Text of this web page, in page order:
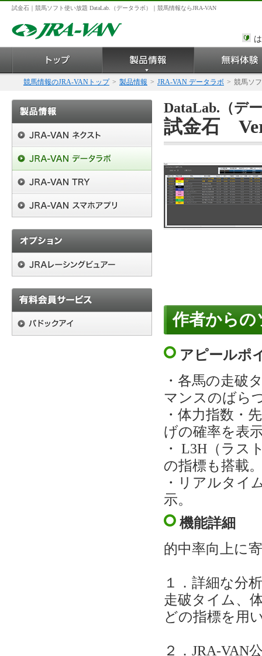
試金石｜競馬ソフト使い放題 DataLab.（データラボ）｜競馬情報ならJRA-VAN
競馬情報のJRA-VANトップ > 製品情報 > JRA-VAN データラボ > 競馬ソ
DataLab.（デ
試金石
作者からの
アピールポ
・各馬の走破
マンスのばら
・体力指数・
げの確率を表
・ L3H（ラス
の指標も搭載
・リアルタイ
示。
機能詳細
的中率向上に
１．詳細な分
走破タイム、
どの指標を用
２．JRA-VAN